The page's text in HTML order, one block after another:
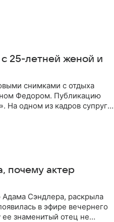
25-летней женой и
снимками с отдыха
Федором. Публикацию
На одном из кадров супруги
почему актер
Адама Сэндлера, раскрыла
в эфире вечернего
знаменитый отец не